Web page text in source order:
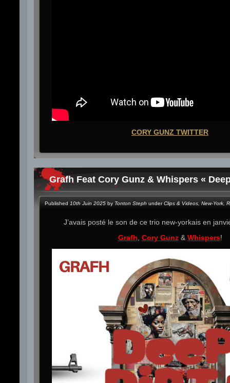
CORY GUNZ TWITTER
Grafh Feat Cory Gunz & Whispers «
Published 10th Juin 2025 by Tonton Steph underClips & Videos New-York
J’avais posté le son de ce trio new-yorkais en
Grafh Cory Gunz& Whispers!